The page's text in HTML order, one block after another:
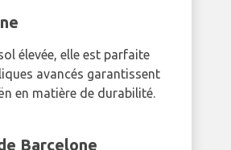
élevée, elle est parfaite
avancés garantissent
en matière de durabilité.
Barcelone